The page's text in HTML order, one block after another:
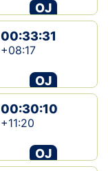
OJ
00:33:31
+08:17
OJ
00:30:10
+11:20
OJ